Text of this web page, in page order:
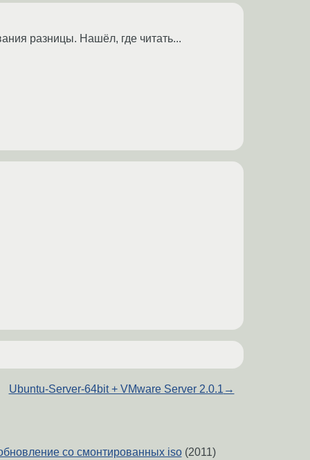
разницы. Нашёл, где читать...
Ubuntu-Server-64bit + VMware Server 2.0.1 →
со смонтированных iso(2011)